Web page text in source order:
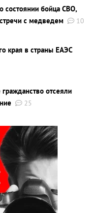
состоянии бойца СВО,
с медведем
10
края в страны ЕАЭС
отсеяли
25